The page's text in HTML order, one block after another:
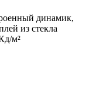
динамик,
из стекла
м²